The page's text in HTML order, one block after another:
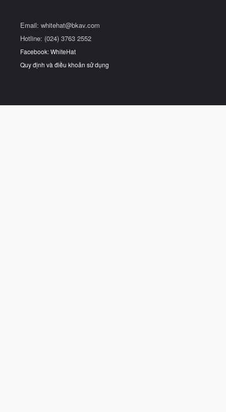
Email: whitehat@bkav.com
Hotline: (024) 3763 2552
Facebook: WhiteHat
Quy định và điều khoản sử dụng